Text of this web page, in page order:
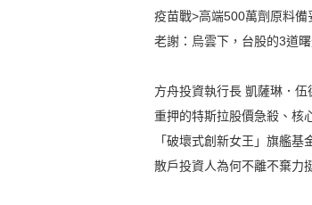
疫苗戰>高端500萬劑原料備
老謝：烏雲下，台股的3道
方舟投資執行長 凱薩琳．伍
重押的特斯拉股價急殺、核
「破壞式創新女王」旗艦基
散戶投資人為何不離不棄力